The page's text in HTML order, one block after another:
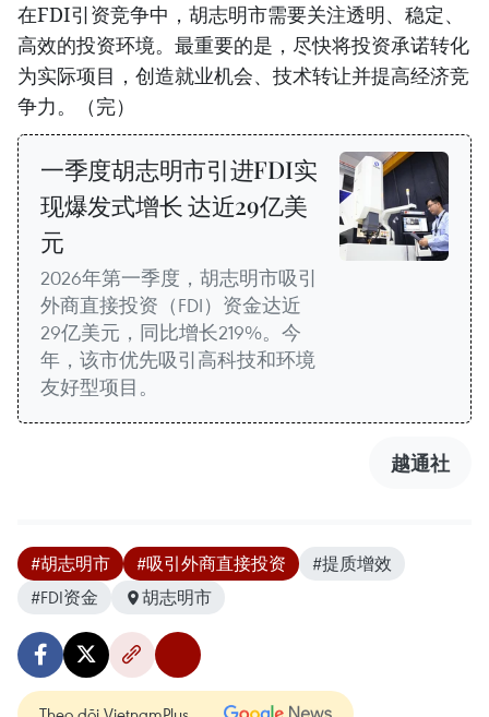
在FDI引资竞争中，胡志明市需要关注透明、稳定、
高效的投资环境。最重要的是，尽快将投资承诺转化
为实际项目，创造就业机会、技术转让并提高经济竞
争力。（完）
一季度胡志明市引进FDI实
现爆发式增长 达近29亿美
元
2026年第一季度，胡志明市吸引
外商直接投资（FDI）资金达近
29亿美元，同比增长219%。今
年，该市优先吸引高科技和环境
友好型项目。
越通社
#胡志明市 #吸引外商直接投资
#提质增效
#FDI资金
胡志明市